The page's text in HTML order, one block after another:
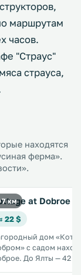
маршрутам
часов.
"Страус"
страуса,
находятся
ферма».
7 км at Dobroe
22 $
дом
с садом
До Ялты — 42 км.